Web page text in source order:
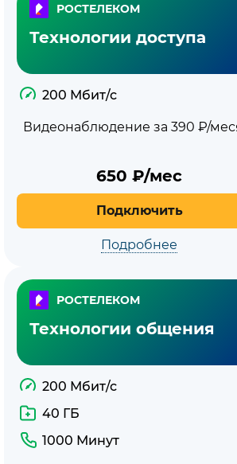
РОСТЕЛЕКОМ
Технологии доступа
200 Мбит/с
Видеонаблюдение за 390 ₽/
650 ₽/мес
Подключить
Подробнее
РОСТЕЛЕКОМ
Технологии общения
200 Мбит/с
40 ГБ
1000 Минут